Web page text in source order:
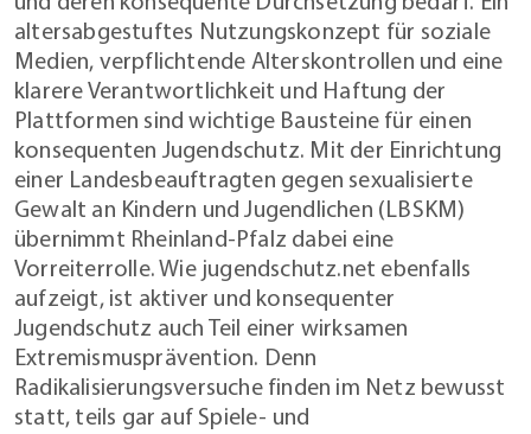
altersabgestuftes Nutzungskonzept für soziale
Medien, verpflichtende Alterskontrollen und eine
klarere Verantwortlichkeit und Haftung der
Plattformen sind wichtige Bausteine für einen
konsequenten Jugendschutz. Mit der Einrichtung
einer Landesbeauftragten gegen sexualisierte
Gewalt an Kindern und Jugendlichen (LBSKM)
übernimmt Rheinland-Pfalz dabei eine
Vorreiterrolle. Wie jugendschutz.net ebenfalls
aufzeigt, ist aktiver und konsequenter
Jugendschutz auch Teil einer wirksamen
Extremismusprävention. Denn
Radikalisierungsversuche finden im Netz bewusst
statt, teils gar auf Spiele- und